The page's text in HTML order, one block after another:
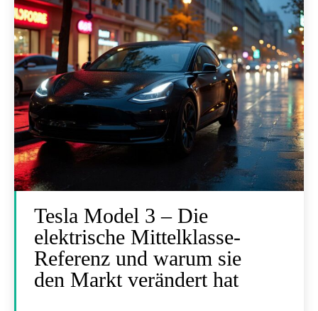
Tesla Model 3 – Die
elektrische Mittelklasse-
Referenz und warum sie
den Markt verändert hat